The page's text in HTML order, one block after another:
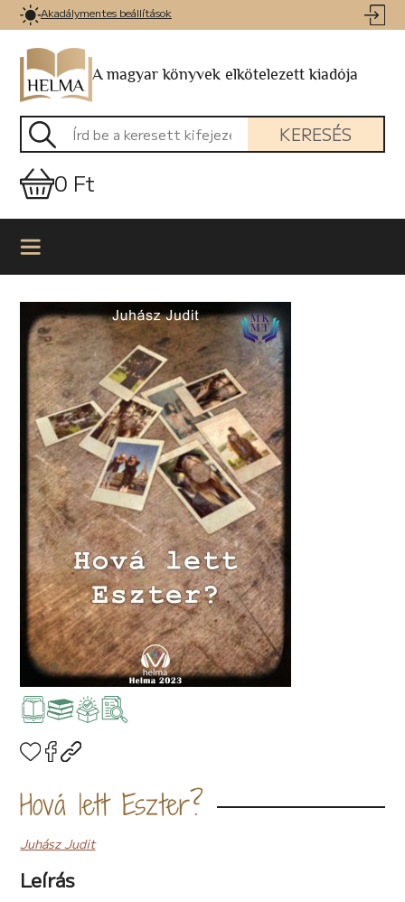
Akadálymentes beállítások
A magyar könyvek elkötelezett kiadója
KERESÉS
0 Ft
Hová lett Eszter?
Juhász Judit
Leírás